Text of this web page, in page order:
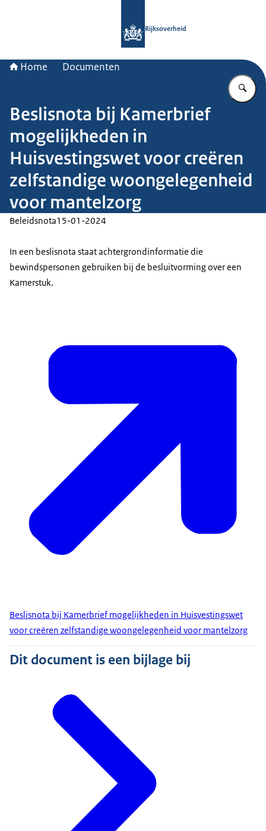
Rijksoverheid
Home Documenten
Beslisnota bij Kamerbrief
mogelijkheden in
Huisvestingswet voor creëren
zelfstandige woongelegenheid
voor mantelzorg
Beleidsnota15-01-2024
In een beslisnota staat achtergrondinformatie die
bewindspersonen gebruiken bij de besluitvorming over een
Kamerstuk.
Beslisnota bij Kamerbrief mogelijkheden in Huisvestingswet
voor creëren zelfstandige woongelegenheid voor mantelzorg
Dit document is een bijlage bij